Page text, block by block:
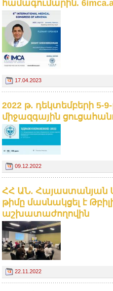
համագումարին.
17.04.2023
2022 թ. դեկտեմբերի 5-
միջազգային
09.12.2022
ՀՀ ԱՆ. Հայաստանյան
թիմը մասնակցել է
աշխատաժողովին
22.11.2022